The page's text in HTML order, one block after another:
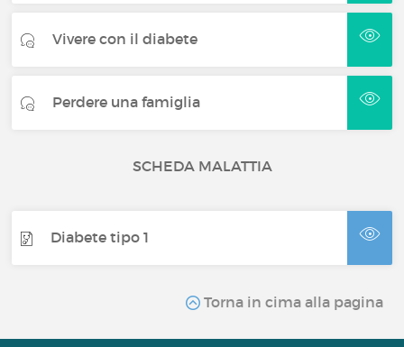
Vivere con il diabete
Perdere una famiglia
SCHEDA MALATTIA
Diabete tipo 1
Torna in cima alla pagina